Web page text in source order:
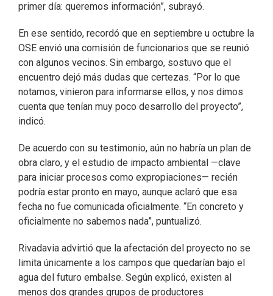
primer día: queremos información”, subrayó.
En ese sentido, recordó que en septiembre u octubre la
OSE envió una comisión de funcionarios que se reunió
con algunos vecinos. Sin embargo, sostuvo que el
encuentro dejó más dudas que certezas. “Por lo que
notamos, vinieron para informarse ellos, y nos dimos
cuenta que tenían muy poco desarrollo del proyecto”,
indicó.
De acuerdo con su testimonio, aún no habría un plan de
obra claro, y el estudio de impacto ambiental —clave
para iniciar procesos como expropiaciones— recién
podría estar pronto en mayo, aunque aclaró que esa
fecha no fue comunicada oficialmente. “En concreto y
oficialmente no sabemos nada”, puntualizó.
Rivadavia advirtió que la afectación del proyecto no se
limita únicamente a los campos que quedarían bajo el
agua del futuro embalse. Según explicó, existen al
menos dos grandes grupos de productores